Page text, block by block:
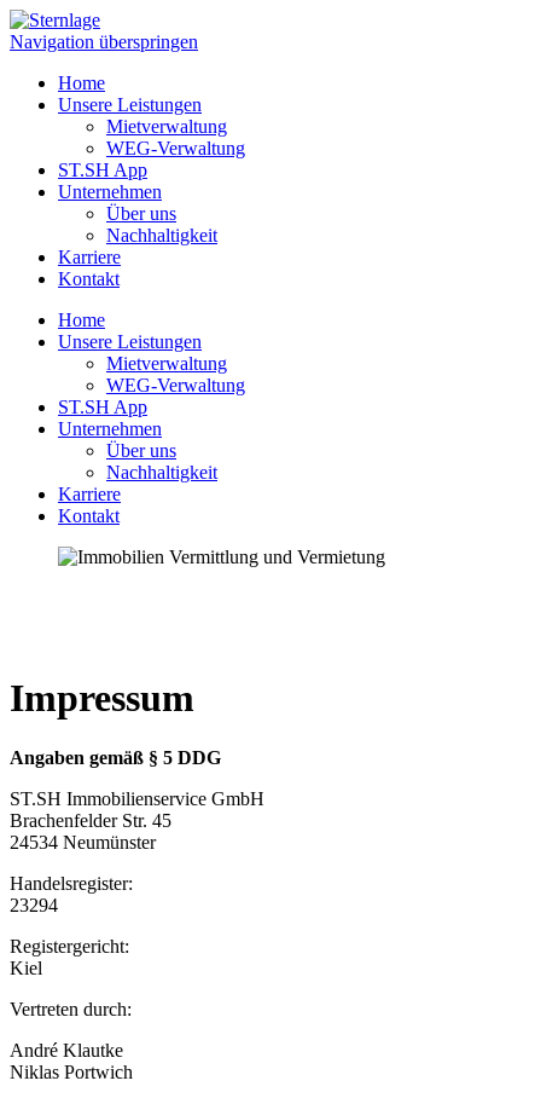
Navigation überspringen
Home
Unsere Leistungen
Mietverwaltung
WEG-Verwaltung
ST.SH App
Unternehmen
Über uns
Nachhaltigkeit
Karriere
Kontakt
Home
Unsere Leistungen
Mietverwaltung
WEG-Verwaltung
ST.SH App
Unternehmen
Über uns
Nachhaltigkeit
Karriere
Kontakt
Impressum
Angaben gemäß § 5 DDG
ST.SH Immobilienservice GmbH
Brachenfelder Str. 45
24534 Neumünster
Handelsregister:
23294
Registergericht:
Kiel
Vertreten durch:
André Klautke
Niklas Portwich